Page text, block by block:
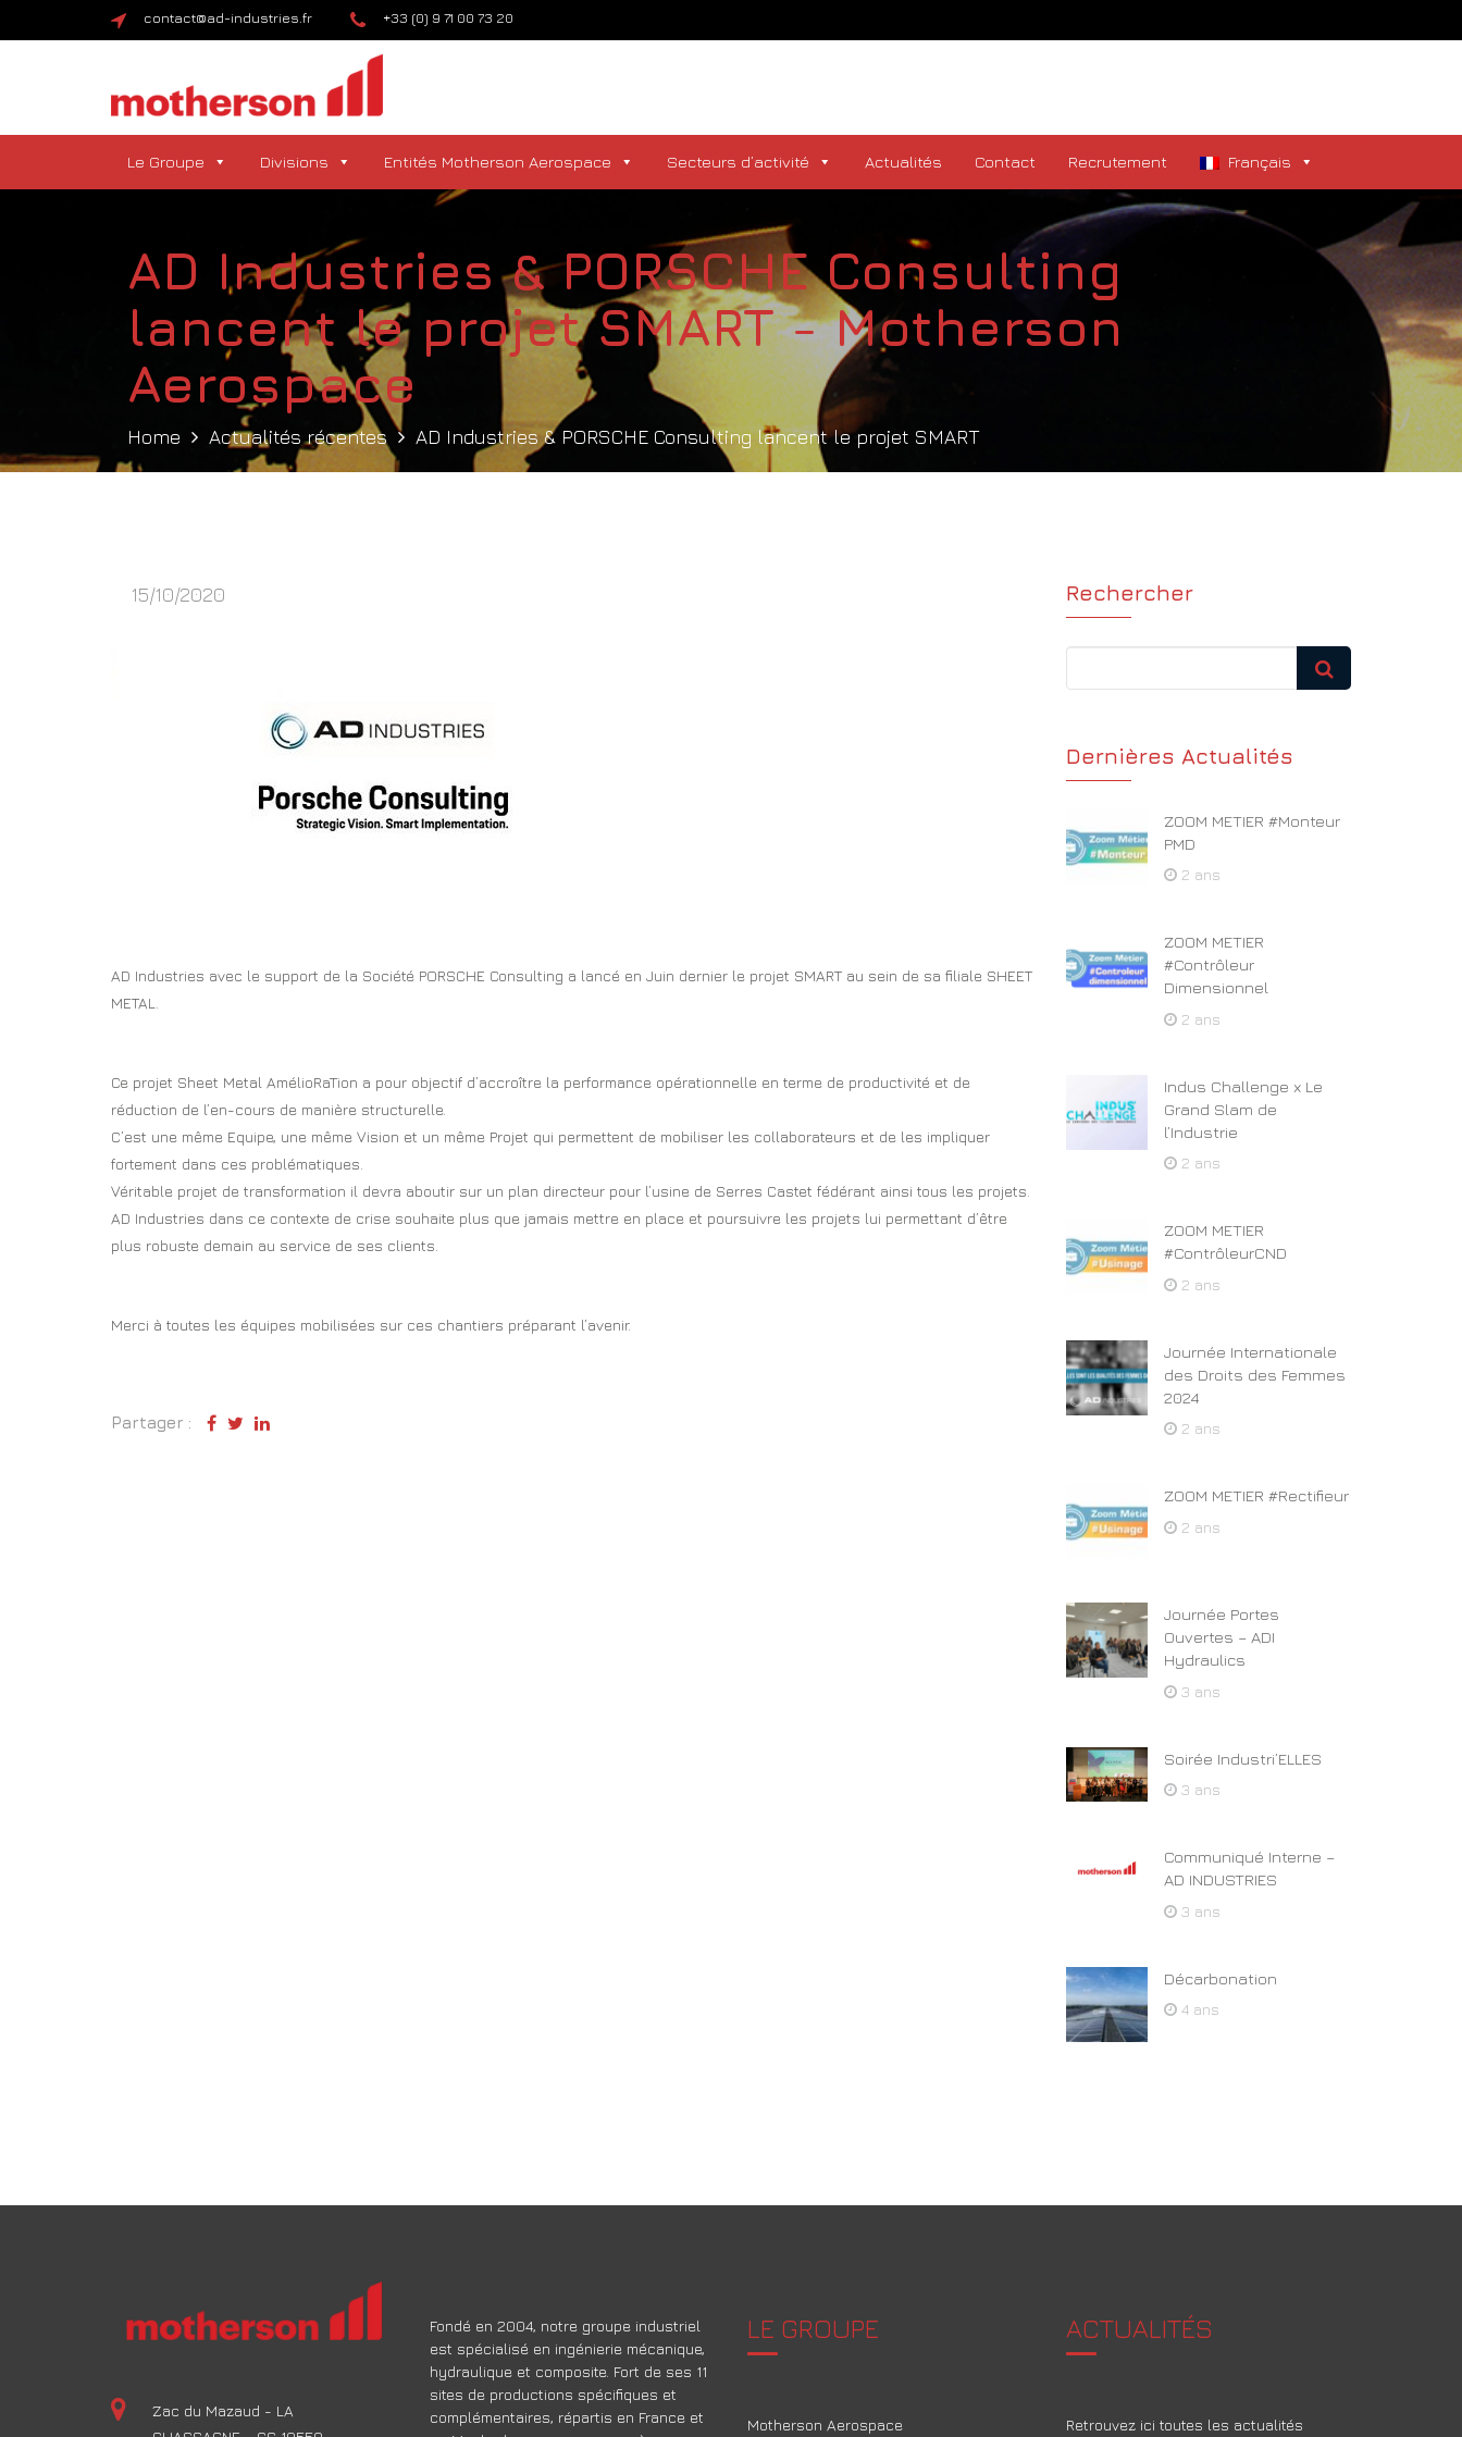
contact@ad-industries.fr +33 (0) 9 71 00 73 20
Le Groupe Divisions Entités Motherson Aerospace Secteurs d’activité Actualités Contact Recrutement Français
AD Industries & PORSCHE Consulting
lancent le projet SMART - Motherson
Aerospace
Home Actualités récentes AD Industries & PORSCHE Consulting lancent le projet SMART
15/10/2020
AD Industries avec le support de la Société PORSCHE Consulting a lancé en Juin dernier le projet SMART au sein de sa filiale SHEET
METAL.
Ce projet Sheet Metal AmélioRaTion a pour objectif d’accroître la performance opérationnelle en terme de productivité et de
réduction de l’en-cours de manière structurelle.
C’est une même Equipe, une même Vision et un même Projet qui permettent de mobiliser les collaborateurs et de les impliquer
fortement dans ces problématiques.
Véritable projet de transformation il devra aboutir sur un plan directeur pour l’usine de Serres Castet fédérant ainsi tous les projets.
AD Industries dans ce contexte de crise souhaite plus que jamais mettre en place et poursuivre les projets lui permettant d’être
plus robuste demain au service de ses clients.
Merci à toutes les équipes mobilisées sur ces chantiers préparant l’avenir.
Partager :
Rechercher
Dernières Actualités
ZOOM METIER #Monteur
PMD
2 ans
ZOOM METIER
#Contrôleur
Dimensionnel
2 ans
Indus Challenge x Le
Grand Slam de
l’Industrie
2 ans
ZOOM METIER
#ContrôleurCND
2 ans
Journée Internationale
des Droits des Femmes
2024
2 ans
ZOOM METIER #Rectifieur
2 ans
Journée Portes
Ouvertes – ADI
Hydraulics
3 ans
Soirée Industri’ELLES
3 ans
Communiqué Interne –
AD INDUSTRIES
3 ans
Décarbonation
4 ans
Zac du Mazaud - LA
Fondé en 2004, notre groupe industriel
est spécialisé en ingénierie mécanique,
hydraulique et composite. Fort de ses 11
sites de productions spécifiques et
complémentaires, répartis en France et
LE GROUPE
Motherson Aerospace
ACTUALITÉS
Retrouvez ici toutes les actualités